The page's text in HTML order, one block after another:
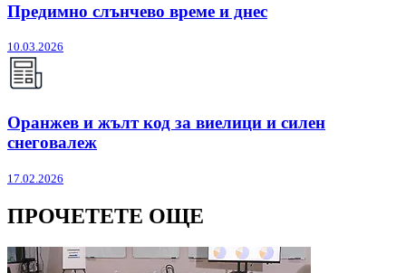
Предимно слънчево време и днес
10.03.2026
Оранжев и жълт код за виелици и силен
снеговалеж
17.02.2026
ПРОЧЕТЕТЕ ОЩЕ